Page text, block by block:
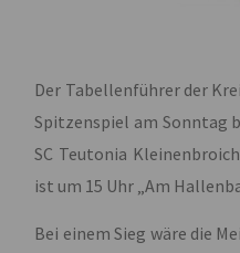
Der Tabellenführer der
Spitzenspiel am Sonntag
SC Teutonia
ist um 15 Uhr „Am
Bei einem Sieg wäre die